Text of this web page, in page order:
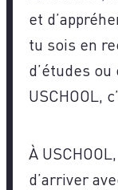
et
tu sois en
d’études
USCHOOL,
À
d’arriver